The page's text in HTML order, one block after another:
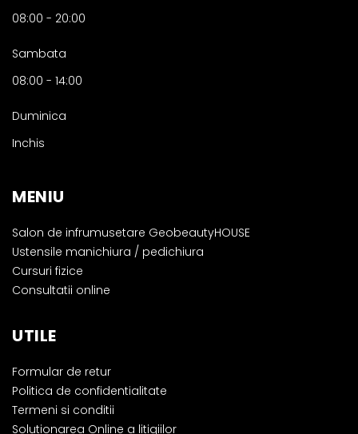
08:00 - 20:00
Sambata
08:00 - 14:00
Duminica
Inchis
MENIU
Salon de infrumusetare GeobeautyHOUSE
Ustensile manichiura / pedichiura
Cursuri fizice
Consultatii online
UTILE
Formular de retur
Politica de confidentialitate
Termeni si conditii
Solutionarea Online a litigiilor